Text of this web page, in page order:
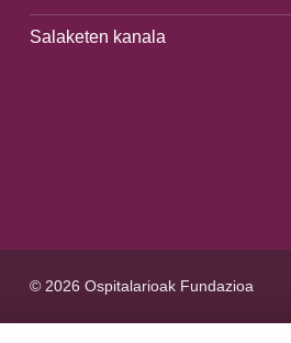
Salaketen kanala
© 2026 Ospitalarioak Fundazioa